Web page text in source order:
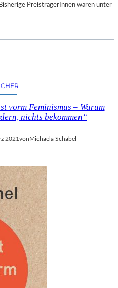
PreisträgerInnen waren unter
vorm Feminismus – Warum
nichts bekommen“
2021vonMichaela Schabel